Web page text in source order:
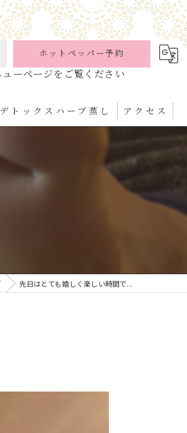
ホットペッパー予約
トックスハーブ蒸し アクセス
先日はとても嬉しく楽しい時間で...